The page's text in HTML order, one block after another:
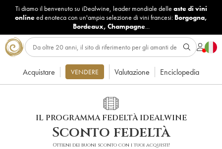
Ti diamo il benvenuto su iDealwine, leader mondiale delle aste di vini
onlineed enoteca con un'ampia selezione di vini francesi: Borgogna,
Bordeaux, Champagne...
Acquistare VENDERE Valutazione Enciclopedia
IL PROGRAMMA FEDELTÀ IDEALWINE
Sconto fedeltà
Ottieni dei buoni sconto con i tuoi acquisti!